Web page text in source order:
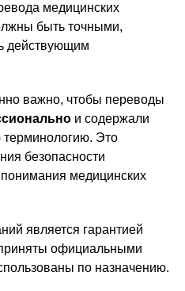
медицинских
быть точными,
действующим
важно, чтобы переводы
и содержали
Это
безопасности
медицинских
является гарантией
официальными
по назначению.